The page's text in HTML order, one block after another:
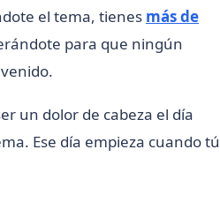
el tema, tienes más de
para que ningún
un dolor de cabeza el día
Ese día empieza cuando tú